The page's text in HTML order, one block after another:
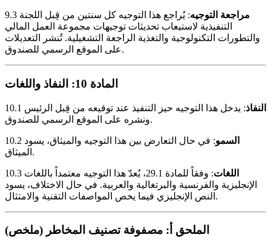
9.3 مراجعة التوجيه: يُراجع هذا التوجيه كل سنتين من قِبل اللجنة
التنفيذية لاستيعاب تحديثات توجيهات مجموعة العمل المالي
والتطورات التكنولوجية والتغذية الراجعة التشغيلية. تُنشر التعديلات
على الموقع الرسمي للصندوق.
المادة 10: النفاذ واللغات
10.1 النفاذ: يدخل هذا التوجيه حيز التنفيذ عند توقيعه من قِبل الرئيس
ونشره على الموقع الرسمي للصندوق.
10.2 السمو: في حال التعارض بين هذا التوجيه والميثاق، يسود
الميثاق.
10.3 اللغات
: وفقاً للمادة 29.1، يُعدّ هذا التوجيه معتمداً باللغات
الإنجليزية والفرنسية والبرتغالية والعربية. في حال الاختلاف، يسود
النص الإنجليزي فيما يخص المواصفات التقنية والامتثال.
الملحق أ: مصفوفة تصنيف المخاطر (ملخص)